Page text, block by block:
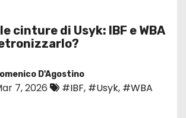
cinture di Usyk: IBF e WBA
D'Agostino
7, 2026 #IBF, #Usyk, #WBA